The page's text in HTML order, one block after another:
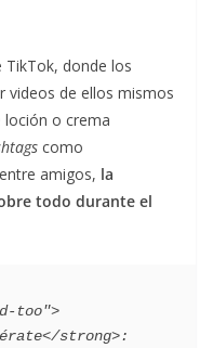
TikTok, donde los
videos de ellos mismos
o crema
como
amigos, la
todo durante el